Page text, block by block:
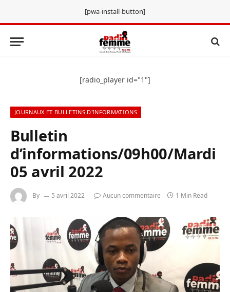
[pwa-install-button]
[radio_player id="1"]
JOURNAUX ET BULLETINS D'INFORMATIONS
Bulletin
d’informations/09h00/Mardi
05 avril 2022
By 5 avril 2022 Aucun commentaire 1 Min Read